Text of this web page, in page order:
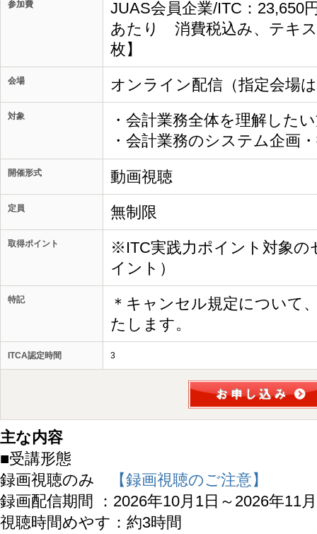
参加費
JUAS会員企業/ITC：23,650
あたり 消費税込み、テキ
枚】
会場 オンライン配信（指定会場
対象
・会計業務全体を理解した
・会計業務のシステム企画
開催形式 動画視聴
定員 無制限
取得ポイント
※ITC実践力ポイント対象の
イント）
特記
＊キャンセル規定について
たします。
ITCA認定時間 3
主な内容
■受講形態
録画視聴のみ
【録画視聴のご注意】
録画配信期間 ：2026年10月1日～2026年11
視聴時間めやす：約3時間